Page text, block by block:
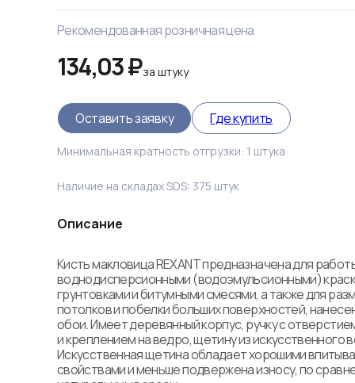
Рекомендованная розничная цена
134,03 ₽за штуку
Оставить заявку Где купить
Минимальная кратность отгрузки: 1 штука
Наличие на складах SDS: 375 штук
Описание
Кисть макловица REXANT предназначена для
воднодисперсионными (водоэмульсионными)
грунтовками и битумными смесями, а также для
потолков и побелки больших поверхностей,
обои. Имеет деревянный корпус, ручку с
и креплением на ведро, щетину из искусственного
Искусственная щетина обладает хорошими
свойствами и меньше подвержена износу, по